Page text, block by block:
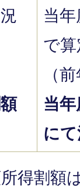
当
で算
（
当
に
得割額